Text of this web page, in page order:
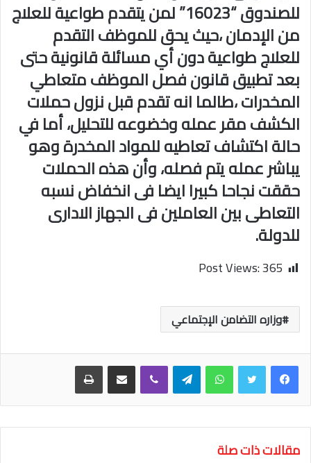
للصندوق “16023” لمن يتقدم طواعية للعلاج
من الإدمان ،حيث يحق للموظف التقدم
للعلاج طواعية دون أي مسائلة قانونية حتى
بعد تطبيق قانون فصل الموظف متعاطي
المخدرات ،طالما انه تقدم قبل نزول حملات
الكشف مقر عمله وخضوعه للتحليل، أما في
حالة اكتشاف تعاطيه للمواد المخدرة وهو
يباشر عمله يتم فصله، وأن هذه الحملات
حققت نجاحا كبيرا ايضا فى انخفاض نسبه
التعاطى بين العاملين فى الجهاز الادارى
للدولة.
Post Views:365
وزاره التضامن الإجتماعي
واتساب تيلقرام
مقالات ذات صلة